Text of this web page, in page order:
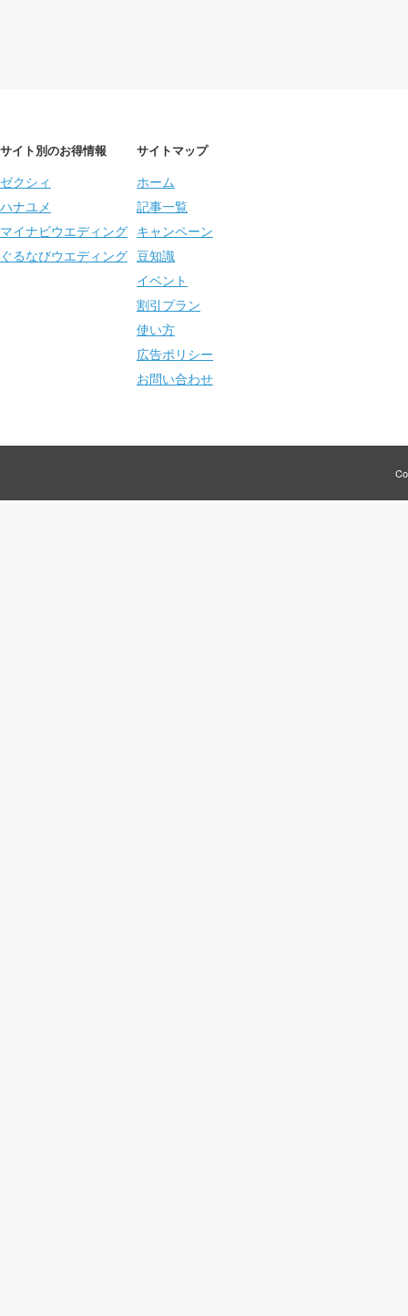
サイト別のお得情報
ゼクシィ
ハナユメ
マイナビウエディング
ぐるなびウエディング
サイトマップ
ホーム
記事一覧
キャンペーン
豆知識
イベント
割引プラン
使い方
広告ポリシー
お問い合わせ